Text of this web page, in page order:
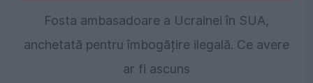
Fosta ambasadoare a Ucrainei în SUA,
anchetată pentru îmbogățire ilegală. Ce avere
ar fi ascuns